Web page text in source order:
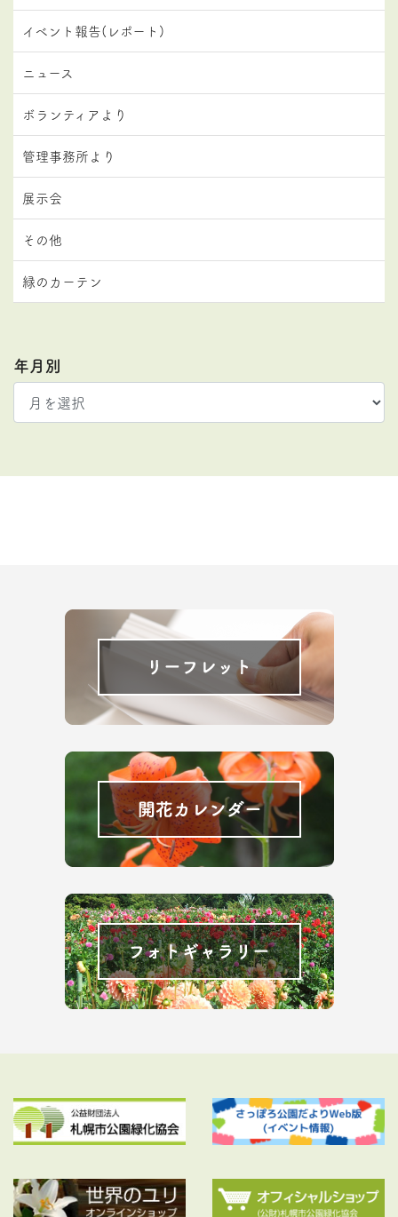
イベント報告(レポート)
ニュース
ボランティアより
管理事務所より
展示会
その他
緑のカーテン
年月別